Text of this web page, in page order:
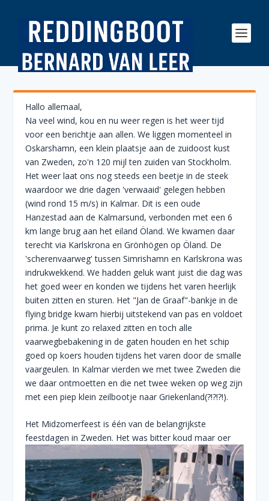
Hallo allemaal,
Na veel wind, kou en nu weer regen is het weer tijd
voor een berichtje aan allen. We liggen momenteel in
Oskarshamn, een klein plaatsje aan de zuidoost kust
van Zweden, zo'n 120 mijl ten zuiden van Stockholm.
Het weer laat ons nog steeds een beetje in de steek
waardoor we drie dagen 'verwaaid' gelegen hebben
(wind rond 15 m/s) in Kalmar. Dit is een oude
Hanzestad aan de Kalmarsund, verbonden met een 6
km lange brug aan het eiland Öland. We kwamen daar
terecht via Karlskrona en Grönhögen op Öland. De
'scherenvaarweg' tussen Simrishamn en Karlskrona was
indrukwekkend. We hadden geluk want juist die dag was
het goed weer en konden we tijdens het varen heerlijk
buiten zitten en sturen. Het "Jan de Graaf"-bankje in de
flying bridge kwam hierbij uitstekend van pas en voldoet
prima. Je kunt zo relaxed zitten en toch alle
vaarwegbebakening in de gaten houden en het schip
goed op koers houden tijdens het varen door de smalle
vaargeulen. In Kalmar vierden we met twee Zweden die
we daar ontmoetten en die net twee weken op weg zijn
met een piep klein zeilbootje naar Griekenland(?!?!?!).
Het Midzomerfeest is één van de belangrijkste
feestdagen in Zweden. Het wasbitter koud maar oer